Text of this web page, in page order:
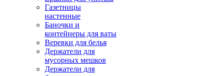
Газетницы
настенные
Баночки и
контейнеры для ваты
Веревки для белья
Держатели для
мусорных мешков
Держатели для